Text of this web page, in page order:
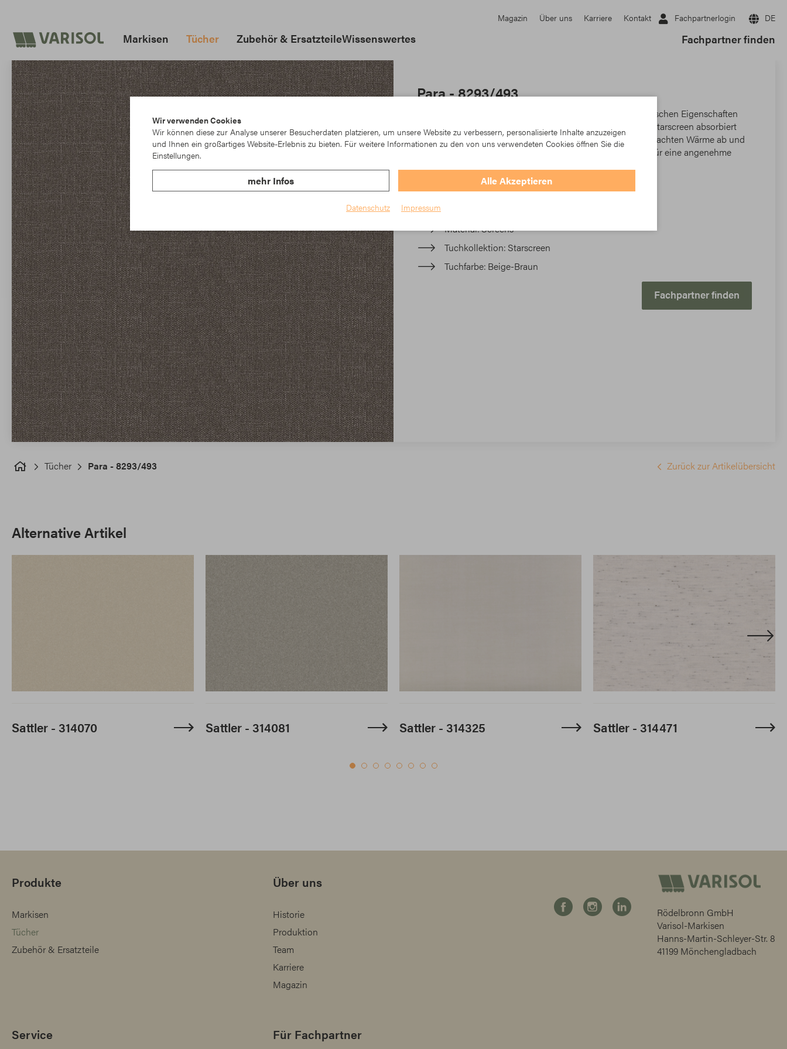
Magazin Über uns Karriere Kontakt Fachpartnerlogin DE
Markisen Tücher Zubehör & ErsatzteileWissenswertes Fachpartner finden
Para - 8293/493
Starscreen ist ein innovatives Gewebe, das in seinen technischen Eigenschaften
einzigartig ist. Ob im Außen- oder Innenbereich installiert, Starscreen absorbiert
und weist bis zu 97 % der durch Sonneneinstrahlung verursachten Wärme ab und
lässt gleichzeitig Licht durch. Ihr spezielles Gewinde sorgt für eine angenehme
Artikel-Nr.: TK23-8293/493
Material Screens
Tuchkollektion Starscreen
Tuchfarbe Beige-Braun
Fachpartner finden
Tücher Para - 8293/493 Zurück zur Artikelübersicht
Alternative Artikel
Sattler - 314070 Sattler - 314081 Sattler - 314325 Sattler - 314471
Produkte
Markisen
Tücher
Zubehör & Ersatzteile
Über uns
Historie
Produktion
Team
Karriere
Magazin
Service Für Fachpartner
Rödelbronn GmbH
Varisol-Markisen
Hanns-Martin-Schleyer-Str. 8
41199 Mönchengladbach
Wir verwenden Cookies
Wir können diese zur Analyse unserer Besucherdaten platzieren, um unsere Website zu verbessern, personalisierte Inhalte anzuzeigen
und Ihnen ein großartiges Website-Erlebnis zu bieten. Für weitere Informationen zu den von uns verwendeten Cookies öffnen Sie die
Einstellungen.
mehr Infos Alle Akzeptieren
Datenschutz Impressum